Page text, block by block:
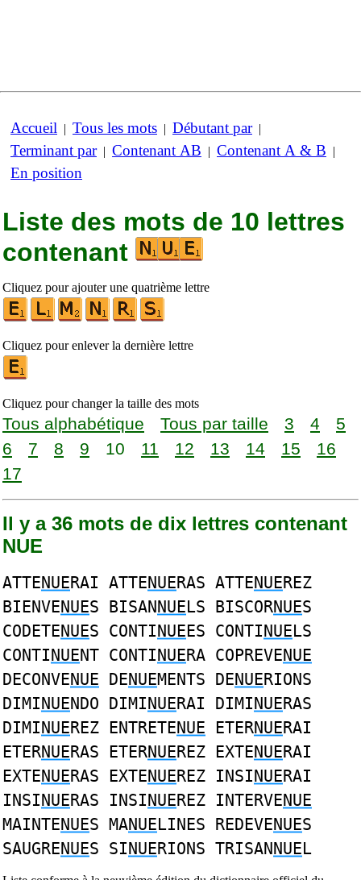
Accueil | Tous les mots | Débutant par|
Terminant par| Contenant AB | Contenant A & B |
En position
Liste des mots de 10 lettres
contenant
Cliquez pour ajouter une quatrième lettre
Cliquez pour enlever la dernière lettre
Cliquez pour changer la taille des mots
Tous alphabétique Tous par taille 3 4
5
6
7 8 9 10 11 12 13 14 15
16
17
Il y a 36 mots de dix lettres contenant
NUE
ATTENUERAI ATTENUERAS ATTENUEREZ
BIENVENUES BISANNUELS BISCORNUES
CODETENUES CONTINUEES CONTINUELS
CONTINUENT CONTINUERA COPREVENUE
DECONVENUE DENUEMENTS DENUERIONS
DIMINUENDO DIMINUERAI DIMINUERAS
DIMINUEREZ ENTRETENUE ETERNUERAI
ETERNUERAS ETERNUEREZ EXTENUERAI
EXTENUERAS EXTENUEREZ INSINUERAI
INSINUERAS INSINUEREZ INTERVENUE
MAINTENUES MANUELINES REDEVENUES
SAUGRENUES SINUERIONS TRISANNUEL